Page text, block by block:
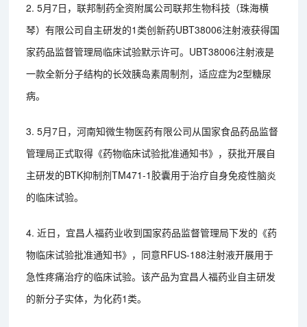
2. 5月7日，联邦制药全资附属公司联邦生物科技（珠海横
琴）有限公司自主研发的1类创新药UBT38006注射液获得国
家药品监督管理局临床试验默示许可。UBT38006注射液是
一款全新分子结构的长效胰岛素周制剂，适应症为2型糖尿
病。
3. 5月7日，河南知微生物医药有限公司从国家食品药品监督
管理局正式取得《药物临床试验批准通知书》，获批开展自
主研发的BTK抑制剂TM471-1胶囊用于治疗自身免疫性脑炎
的临床试验。
4. 近日，宜昌人福药业收到国家药品监督管理局下发的《药
物临床试验批准通知书》，同意RFUS-188注射液开展用于
急性疼痛治疗的临床试验。该产品为宜昌人福药业自主研发
的新分子实体，为化药1类。